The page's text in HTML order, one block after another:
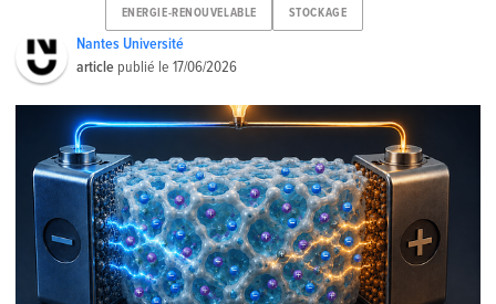
ENERGIE-RENOUVELABLE STOCKAGE
Nantes Université
article publié le17/06/2026